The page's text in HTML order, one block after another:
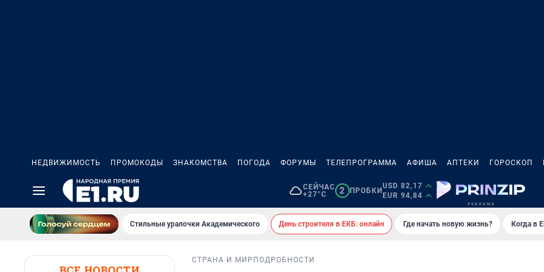
НЕДВИЖИМОСТЬ ПРОМОКОДЫ ЗНАКОМСТВА ПОГОДА ФОРУМЫ ТЕЛЕПРОГРАММА АФИША АПТЕКИ ГОРОСКОП
СЕЙЧАС
+27°C
2 ПРОБКИ
USD 82,17
EUR 94,84
Стильные уралочки Академического День строителя в ЕКБ: онлайн Где начать новую жизнь? Когда в
СТРАНА И МИР ПОДРОБНОСТИ